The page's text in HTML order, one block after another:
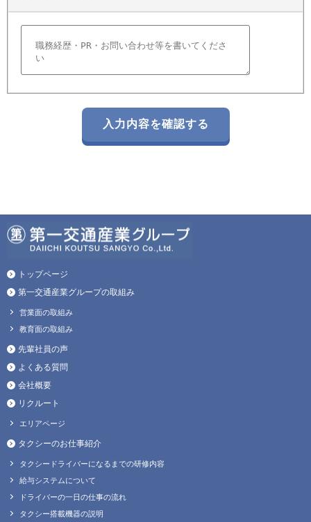
トップページ
第一交通産業グループの取組み
営業面の取組み
教育面の取組み
先輩社員の声
よくある質問
会社概要
リクルート
エリアページ
タクシーのお仕事紹介
タクシードライバーになるまでの研修内容
給与システムについて
ドライバーの一日の仕事の流れ
タクシー搭載機器の説明